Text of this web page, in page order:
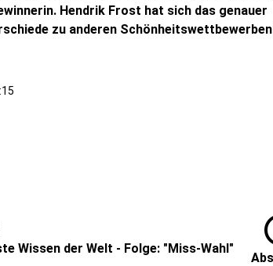
Hendrik Frost hat sich das genauer
zu anderen
Wissen der Welt - Folge: "Miss-Wahl"